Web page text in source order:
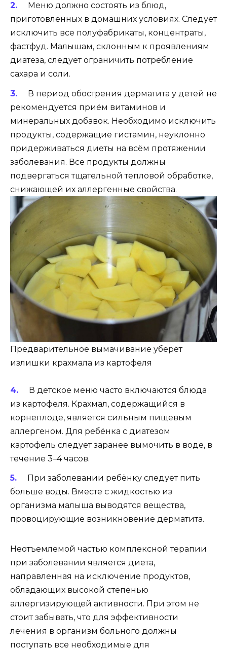
Меню должно состоять из блюд,
приготовленных в домашних условиях. Следует
исключить все полуфабрикаты, концентраты,
фастфуд. Малышам, склонным к проявлениям
диатеза, следует ограничить потребление
сахара и соли.
В период обострения дерматита у детей не
рекомендуется приём витаминов и
минеральных добавок. Необходимо исключить
продукты, содержащие гистамин, неуклонно
придерживаться диеты на всём протяжении
заболевания. Все продукты должны
подвергаться тщательной тепловой обработке,
снижающей их аллергенные свойства.
Предварительное вымачивание уберёт
излишки крахмала из картофеля
В детское меню часто включаются блюда
из картофеля. Крахмал, содержащийся в
корнеплоде, является сильным пищевым
аллергеном. Для ребёнка с диатезом
картофель следует заранее вымочить в воде, в
течение 3–4 часов.
При заболевании ребёнку следует пить
больше воды. Вместе с жидкостью из
организма малыша выводятся вещества,
провоцирующие возникновение дерматита.
Неотъемлемой частью комплексной терапии
при заболевании является диета,
направленная на исключение продуктов,
обладающих высокой степенью
аллергизирующей активности. При этом не
стоит забывать, что для эффективности
лечения в организм больного должны
поступать все необходимые для